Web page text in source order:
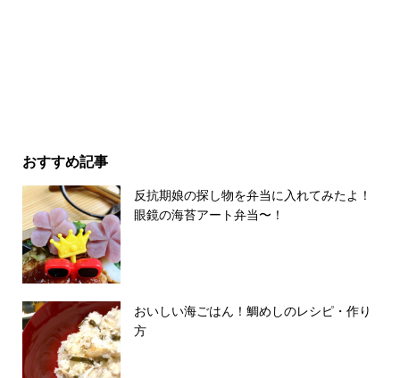
おすすめ記事
反抗期娘の探し物を弁当に入れてみたよ！
眼鏡の海苔アート弁当〜！
おいしい海ごはん！鯛めしのレシピ・作り
方